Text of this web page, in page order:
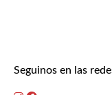
Seguinos en las